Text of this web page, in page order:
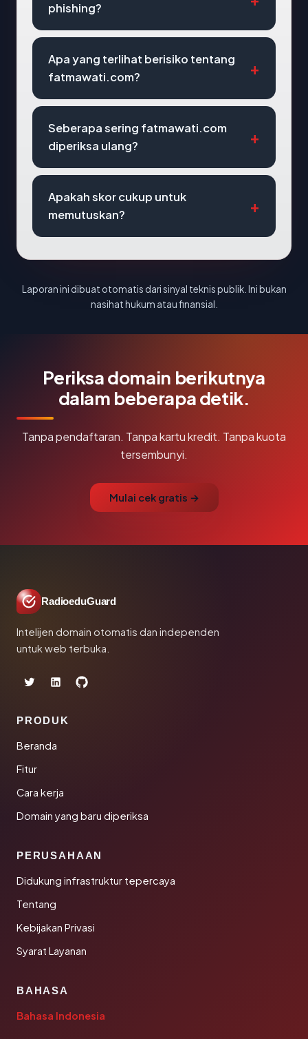
phishing?
Apa yang terlihat berisiko tentang
fatmawati.com?
Seberapa sering fatmawati.com
diperiksa ulang?
Apakah skor cukup untuk
memutuskan?
Laporan ini dibuat otomatis dari sinyal teknis publik. Ini bukan
nasihat hukum atau finansial.
Periksa domain berikutnya
dalam beberapa detik.
Tanpa pendaftaran. Tanpa kartu kredit. Tanpa kuota
tersembunyi.
Mulai cek gratis →
RadioeduGuard
Intelijen domain otomatis dan independen
untuk web terbuka.
PRODUK
Beranda
Fitur
Cara kerja
Domain yang baru diperiksa
PERUSAHAAN
Didukung infrastruktur tepercaya
Tentang
Kebijakan Privasi
Syarat Layanan
BAHASA
Bahasa Indonesia